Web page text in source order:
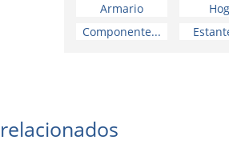
Armario
Componente...